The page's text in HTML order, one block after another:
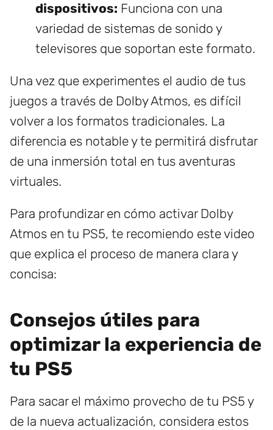
dispositivos: Funciona con una
variedad de sistemas de sonido y
televisores que soportan este formato.
Una vez que experimentes el audio de tus
juegos a través de Dolby Atmos, es difícil
volver a los formatos tradicionales. La
diferencia es notable y te permitirá disfrutar
de una inmersión total en tus aventuras
virtuales.
Para profundizar en cómo activar Dolby
Atmos en tu PS5, te recomiendo este video
que explica el proceso de manera clara y
concisa:
Consejos útiles para
optimizar la experiencia de
tu PS5
Para sacar el máximo provecho de tu PS5 y
de la nueva actualización, considera estos